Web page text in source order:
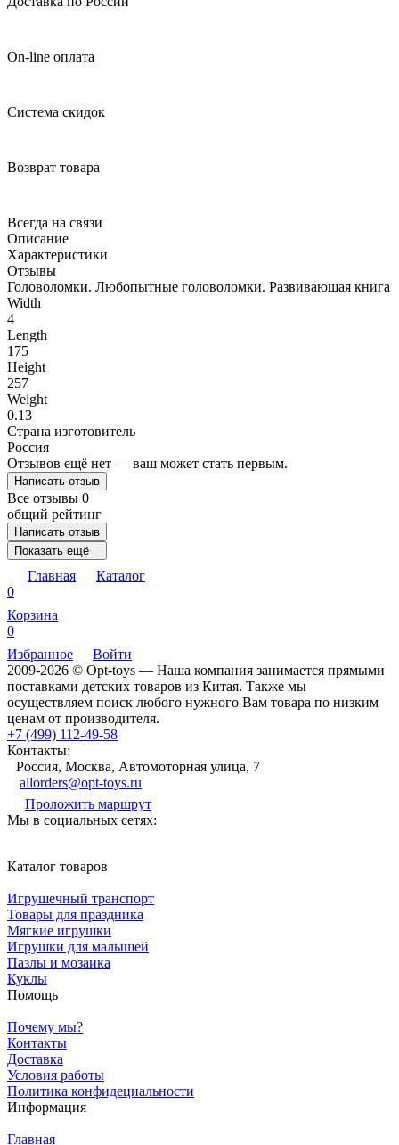
On-line оплата
Система скидок
Возврат товара
Всегда на связи
Описание
Характеристики
Отзывы
Головоломки. Любопытные головоломки. Развивающая книга
Width
4
Length
175
Height
257
Weight
0.13
Страна изготовитель
Россия
Отзывов ещё нет — ваш может стать первым.
Написать отзыв
Все отзывы 0
общий рейтинг
Написать отзыв
Показать ещё
Главная
Каталог
0
Корзина
0
Избранное
Войти
2009-2026 © Opt-toys — Наша компания занимается прямыми
поставками детских товаров из Китая. Также мы
осуществляем поиск любого нужного Вам товара по низким
ценам от производителя.
+7 (499) 112-49-58
Контакты:
Россия, Москва, Автомоторная улица, 7
allorders@opt-toys.ru
Проложить маршрут
Мы в социальных сетях:
Каталог товаров
Игрушечный транспорт
Товары для праздника
Мягкие игрушки
Игрушки для малышей
Пазлы и мозаика
Куклы
Помощь
Почему мы?
Контакты
Доставка
Условия работы
Политика конфидециальности
Информация
Главная